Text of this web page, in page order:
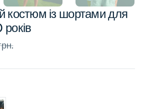
костюм із шортами для